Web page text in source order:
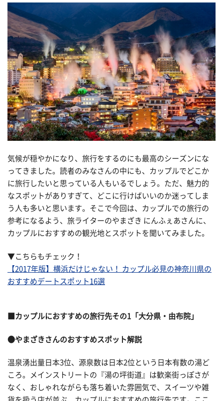
気候が穏やかになり、旅行をするのにも最高のシーズンにな
ってきました。読者のみなさんの中にも、カップルでどこか
に旅行したいと思っている人もいるでしょう。ただ、魅力的
なスポットがありすぎて、どこに行けばいいのか迷ってしま
う人も多いと思います。そこで今回は、カップルでの旅行の
参考になるよう、旅ライターのやまざき にんふぇあさんに、
カップルにおすすめの観光地とスポットを聞いてみました。
▼こちらもチェック！
【2017年版】横浜だけじゃない！ カップル必見の神奈川県の
おすすめデートスポット16選
■カップルにおすすめの旅行先その1「大分県・由布院」
●やまざきさんのおすすめスポット解説
温泉湧出量日本3位、源泉数は日本2位という日本有数の湯ど
ころ。メインストリートの『湯の坪街道』は歓楽街っぽさが
なく、おしゃれながらも落ち着いた雰囲気で、スイーツや雑